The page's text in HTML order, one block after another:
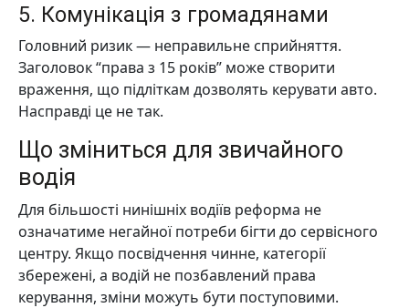
5. Комунікація з громадянами
Головний ризик — неправильне сприйняття.
Заголовок “права з 15 років” може створити
враження, що підліткам дозволять керувати авто.
Насправді це не так.
Що зміниться для звичайного
водія
Для більшості нинішніх водіїв реформа не
означатиме негайної потреби бігти до сервісного
центру. Якщо посвідчення чинне, категорії
збережені, а водій не позбавлений права
керування, зміни можуть бути поступовими.